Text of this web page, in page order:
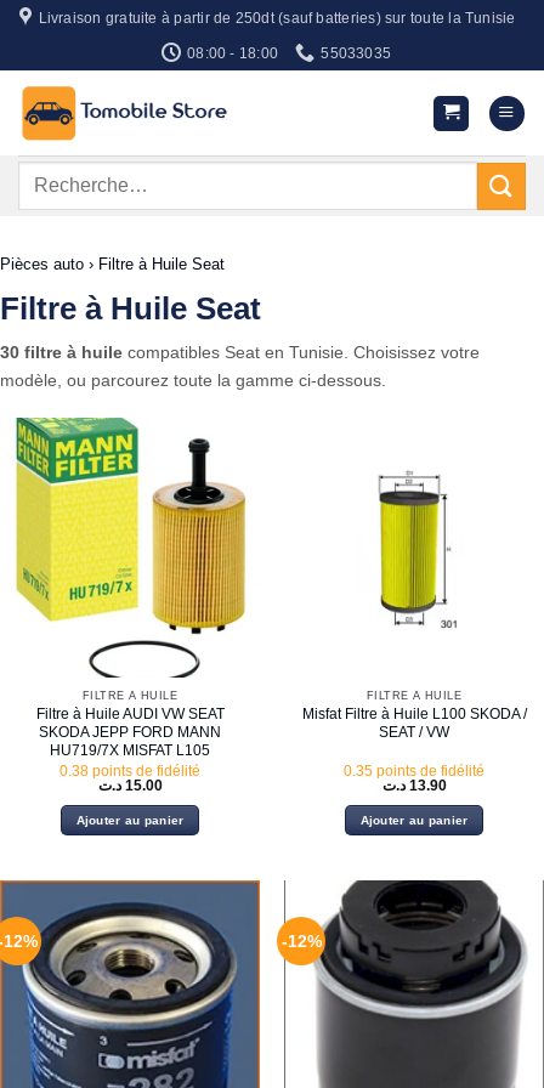
Passer
contenu
Livraison gratuite à partir de 250dt (sauf batteries) sur toute la Tunisie
08:00 - 18:00 55033035
Recherche
Pièces auto › Filtre à Huile Seat
Filtre à Huile Seat
30 filtre à huile compatibles Seat en Tunisie. Choisissez votre
modèle, ou parcourez toute la gamme ci-dessous.
FILTRE À HUILE
Filtre à Huile AUDI VW SEAT
SKODA JEPP FORD MANN
HU719/7X MISFAT L105
0.38 points de fidélité
15.00 د.ت
Ajouter au panier
FILTRE À HUILE
Misfat Filtre à Huile L100 SKODA /
SEAT / VW
0.35 points de fidélité
13.90 د.ت
Ajouter au panier
-12%